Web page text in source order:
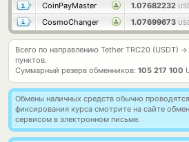
CoinPayMaster
1.07682232
CosmoChanger
1.07699673
Всего по направлению Tether TRC20 (USDT) →
пунктов.
Суммарный резерв обменников: 105 217 100
Обмены наличных средств обычно проводятся
фиксирования курса смотрите на сайте
сервисом в электронном письме.